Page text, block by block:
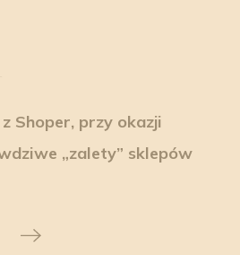
Shoper, przy okazji
„zalety” sklepów